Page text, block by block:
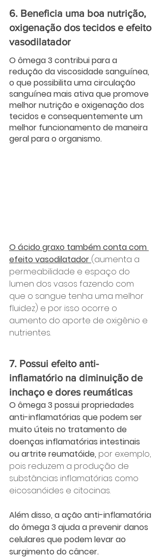
6. Beneficia uma boa nutrição,
oxigenação dos tecidos e efeito
vasodilatador
O ômega 3 contribui para a
redução da viscosidade sanguínea,
o que possibilita uma circulação
sanguínea mais ativa que promove
melhor nutrição e oxigenação dos
tecidos e consequentemente um
melhor funcionamento de maneira
geral para o organismo.
O ácido graxo também conta com
efeito vasodilatador (aumenta a
permeabilidade e espaço do
lumen dos vasos fazendo com
que o sangue tenha uma melhor
fluidez) e por isso ocorre o
aumento do aporte de oxigênio e
nutrientes.
7. Possui efeito anti-
inflamatório na diminuição de
inchaço e dores reumáticas
O ômega 3 possui propriedades
anti-inflamatórias que podem ser
muito úteis no tratamento de
doenças inflamatórias intestinais
ou artrite reumatóide, por exemplo,
pois reduzem a produção de
substâncias inflamatórias como
eicosanóides e citocinas.
Além disso, a ação anti-inflamatória
do ômega 3 ajuda a prevenir danos
celulares que podem levar ao
surgimento do câncer.